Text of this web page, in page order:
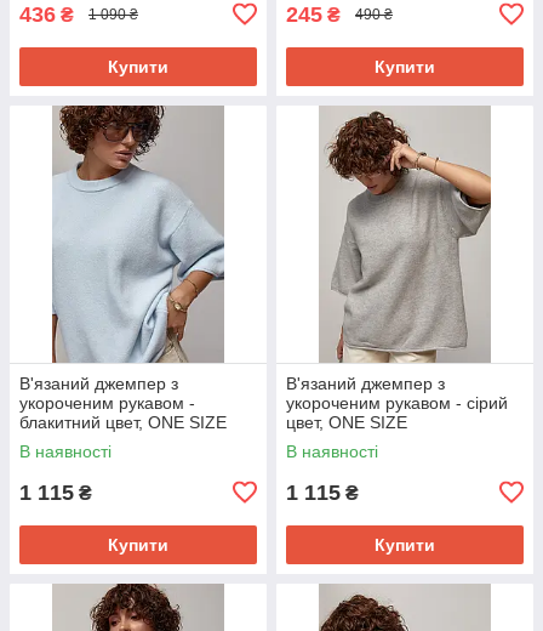
436 ₴ 1 090 ₴
Купити
245 ₴ 490 ₴
Купити
В'язаний джемпер з
укороченим рукавом -
блакитний цвет, ONE SIZE
В наявності
1 115 ₴
Купити
В'язаний джемпер з
укороченим рукавом - сірий
цвет, ONE SIZE
В наявності
1 115 ₴
Купити